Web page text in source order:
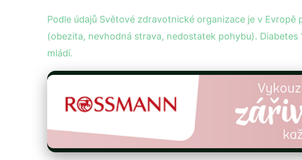
Podle údajů Světové zdravotnické organizace je v
(obezita, nevhodná strava, nedostatek pohybu).
mládí.